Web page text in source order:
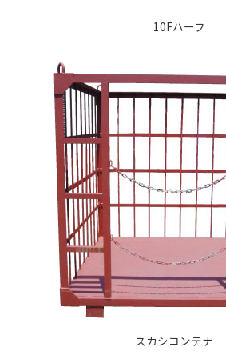
10Fハーフ
スカシコンテナ